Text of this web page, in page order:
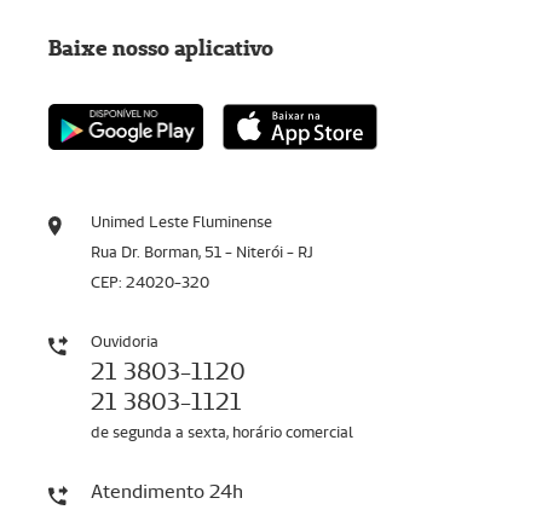
Unimed Leste Fluminense
Rua Dr. Borman, 51 - Niterói - RJ
CEP: 24020-320
Ouvidoria
21 3803-1120
21 3803-1121
de segunda a sexta, horário comercial
Atendimento 24h
Baixe nosso aplicativo